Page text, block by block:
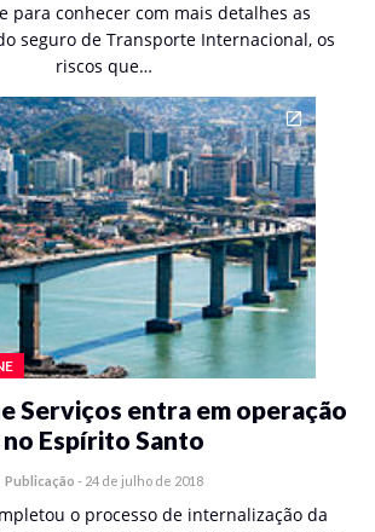
para conhecer com mais detalhes as
seguro de Transporte Internacional, os
riscos que…
Serviços entra em operação
no Espírito Santo
Publicação - 24 de julho de 2018
o processo de internalização da